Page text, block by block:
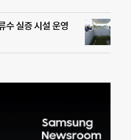
수 실증 시설 운영